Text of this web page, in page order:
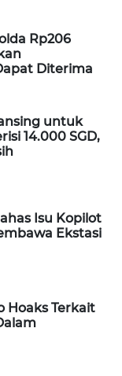
Rp206
Diterima
untuk
14.000 SGD,
Isu Kopilot
Ekstasi
Hoaks Terkait